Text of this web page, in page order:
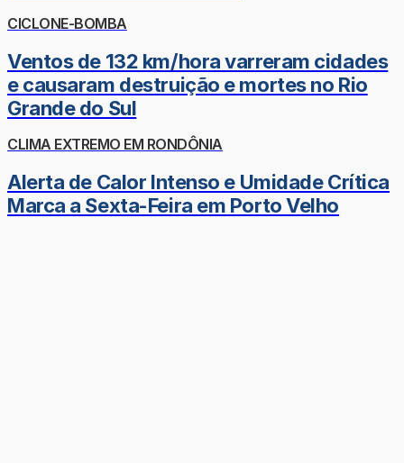
CICLONE-BOMBA
Ventos de 132 km/hora varreram cidades
e causaram destruição e mortes no Rio
Grande do Sul
CLIMA EXTREMO EM RONDÔNIA
Alerta de Calor Intenso e Umidade Crítica
Marca a Sexta-Feira em Porto Velho